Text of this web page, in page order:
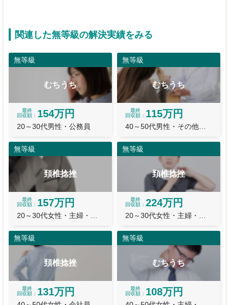
関連した無等級の解決実績をみる
無等級
むちうち
最終
回収額
154万円
20～30代男性・公務員
無等級
むちうち
最終
回収額
115万円
無等級
頚椎捻挫
最終
回収額
157万円
無等級
頚椎捻挫
最終
回収額
224万円
無等級
頚椎捻挫
最終
回収額
131万円
無等級
むちうち
最終
回収額
108万円